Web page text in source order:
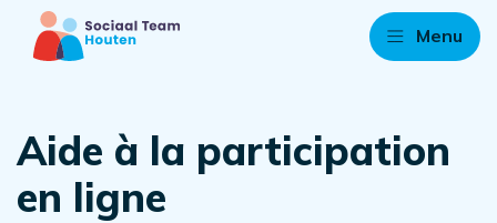
Menu
Aide à la participation
en ligne